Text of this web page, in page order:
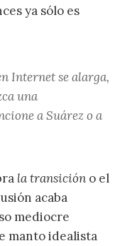
ya sólo es
Internet se alarga,
una
a Suárez o a
la transición o el
acaba
mediocre
manto idealista